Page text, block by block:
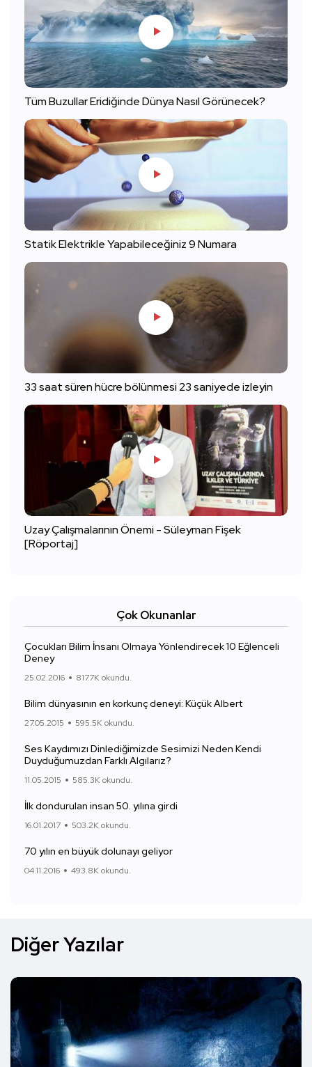
Tüm Buzullar Eridiğinde Dünya Nasıl Görünecek?
Statik Elektrikle Yapabileceğiniz 9 Numara
33 saat süren hücre bölünmesi 23 saniyede izleyin
Uzay Çalışmalarının Önemi - Süleyman Fişek
[Röportaj]
Çok Okunanlar
Çocukları Bilim İnsanı Olmaya Yönlendirecek 10 Eğlenceli
Deney
25.02.2016 817.7K okundu.
Bilim dünyasının en korkunç deneyi: Küçük Albert
27.05.2015 595.5K okundu.
Ses Kaydımızı Dinlediğimizde Sesimizi Neden Kendi
Duyduğumuzdan Farklı Algılarız?
11.05.2015 585.3K okundu.
İlk dondurulan insan 50. yılına girdi
16.01.2017 503.2K okundu.
70 yılın en büyük dolunayı geliyor
04.11.2016 493.8K okundu.
Diğer Yazılar